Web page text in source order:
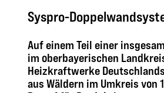
Syspro-
Auf einem Teil einer
im oberbayerischen
Heizkraftwerke
aus Wäldern im Umkreis